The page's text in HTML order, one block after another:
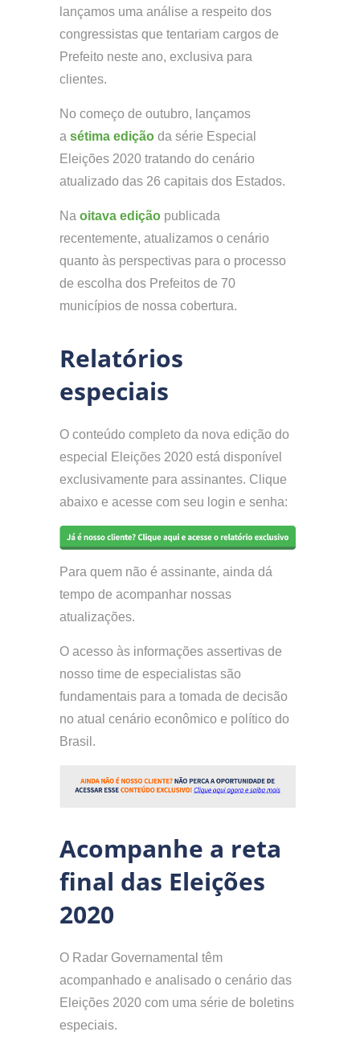
lançamos uma análise a respeito dos
congressistas que tentariam cargos de
Prefeito neste ano, exclusiva para
clientes.
No começo de outubro, lançamos
a sétima edição da série Especial
Eleições 2020 tratando do cenário
atualizado das 26 capitais dos Estados.
Na oitava edição publicada
recentemente, atualizamos o cenário
quanto às perspectivas para o processo
de escolha dos Prefeitos de 70
municípios de nossa cobertura.
Relatórios
especiais
O conteúdo completo da nova edição do
especial Eleições 2020 está disponível
exclusivamente para assinantes. Clique
abaixo e acesse com seu login e senha:
Para quem não é assinante, ainda dá
tempo de acompanhar nossas
atualizações.
O acesso às informações assertivas de
nosso time de especialistas são
fundamentais para a tomada de decisão
no atual cenário econômico e político do
Brasil.
Acompanhe a reta
final das Eleições
2020
O Radar Governamental têm
acompanhado e analisado o cenário das
Eleições 2020 com uma série de boletins
especiais.